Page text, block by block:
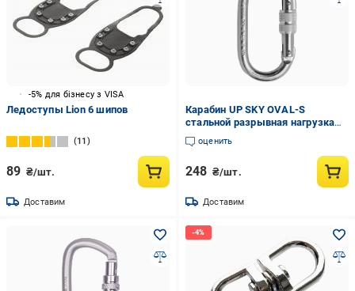
-5% для бізнесу з VISA
Ледоступы Lion 6 шипов
11
89 ₴/шт.
Доставим
Карабин UP SKY OVAL-S
стальной разрывная нагрузка
25kN (UPSKY OV)
оценить
248 ₴/шт.
Доставим